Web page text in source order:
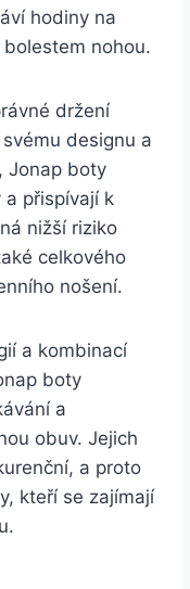
hodiny​ na
⁤nohou.
držení
designu a
Jonap ⁢boty
a přispívají ⁤k
nižší ‌riziko
celkového​
nošení.
a kombinací
​boty
⁤a
⁣obuv. Jejich
a proto
⁣kteří⁤ se zajímají